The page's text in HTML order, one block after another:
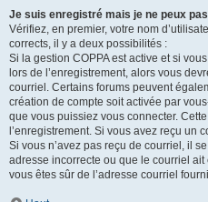
Je suis enregistré mais je ne peux
Vérifiez, en premier, votre nom
corrects, il y a deux possibilités :
Si la gestion COPPA est active et si
lors de l’enregistrement, alors vous
courriel. Certains forums peuvent
création de compte soit activée par
que vous puissiez vous connecter.
l’enregistrement. Si vous avez reçu un
Si vous n’avez pas reçu de courriel, il
adresse incorrecte ou que le courriel
vous êtes sûr de l’adresse courriel